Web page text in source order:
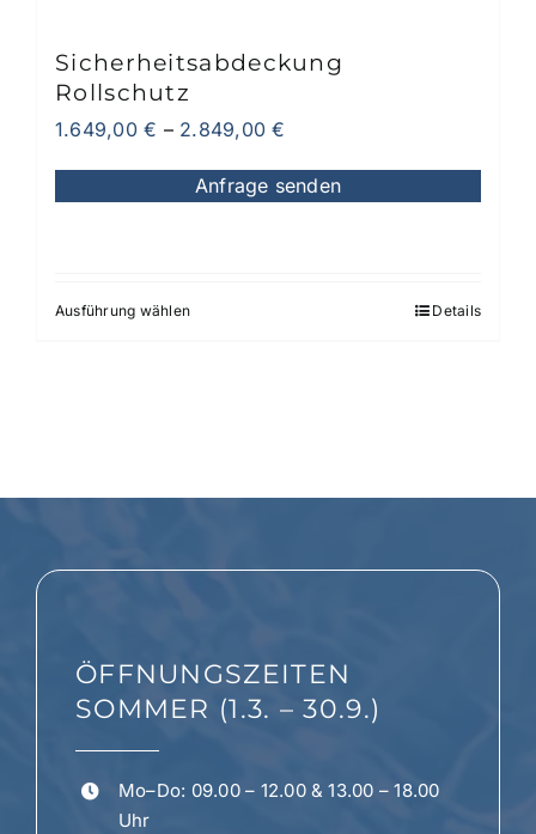
Sicherheitsabdeckung
Rollschutz
1.649,00€ – 2.849,00€
Anfrage senden
Ausführung wählenDieses
können
Produktseite
gewählt
Details
ÖFFNUNGSZEITEN
SOMMER (1.3. – 30.9.)
Mo–Do: 09.00 – 12.00 & 13.00 – 18.00
Uhr